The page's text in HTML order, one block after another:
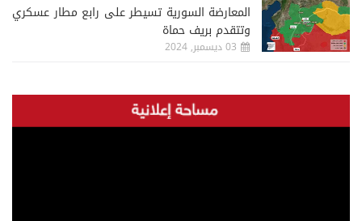
المعارضة السورية تسيطر على رابع مطار عسكري
وتتقدم بريف حماة
03 ديسمبر, 2024